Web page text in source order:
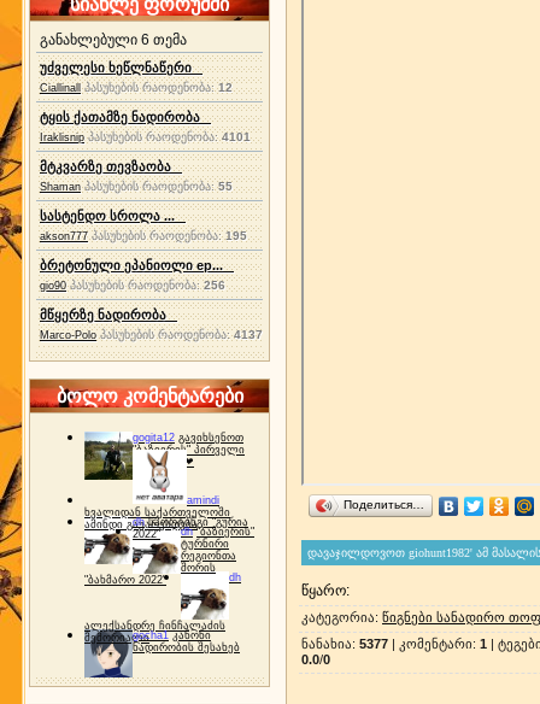
სიახლე ფორუმში
განახლებული 6 თემა
უძველესი ხეწლნაწერი
Ciallinall პასუხების რაოდენობა:12
ტყის ქათამზე ნადირობა
Iraklisnip პასუხების რაოდენობა: 4101
მტკვარზე თევზაობა
Shaman პასუხების რაოდენობა:55
სასტენდო სროლა ...
akson777 პასუხების რაოდენობა:195
ბრეტონული ეპანიოლი ep...
gio90 პასუხების რაოდენობა:256
მწყერზე ნადირობა
Marco-Polo პასუხების რაოდენობა:4137
ბოლო კომენტარები
gogita12 გავიხსენოთ
"ბაზიერის" პირველი
ტურნირი ❤
amindi
ხვალიდან საქართველოში
ამინდი გაუარესდება
dh სპორტინგი "გურია
2022"
dh "ბაზიერის"
ტურნირი
რეგიონთა
შორის
"ბახმარო 2022"
dh
ალექსანდრე ჩინჩალაძის
მემორიალიgocha1 კანონი
ნადირობის შესახებ
Поделиться…
წყარო:
კატეგორია: წიგნები სანადირო
ნანახია: 5377 | კომენტარი: 1 |
0.0/0